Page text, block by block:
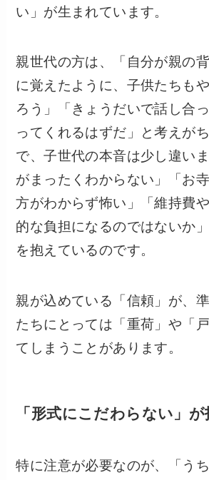
い」が生まれています。
親世代の方は、「自分が親の
に覚えたように、子供たちも
ろう」「きょうだいで話し合
ってくれるはずだ」と考えが
で、子世代の本音は少し違い
がまったくわからない」「お
方がわからず怖い」「維持費
的な負担になるのではないか
を抱えているのです。
親が込めている「信頼」が、
たちにとっては「重荷」や「
てしまうことがあります。
「形式にこだわらない」
特に注意が必要なのが、「う